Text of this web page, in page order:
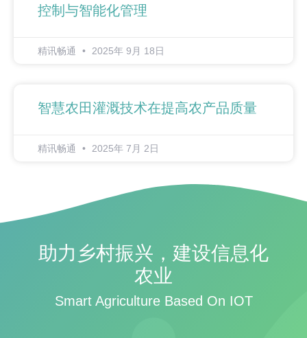
控制与智能化管理
精讯畅通 2025年 9月 18日
智慧农田灌溉技术在提高农产品质量
精讯畅通 2025年 7月 2日
助力乡村振兴，建设信息化
农业
Smart Agriculture Based On IOT